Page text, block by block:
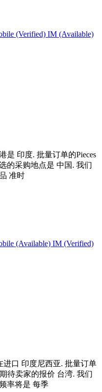
(Verified) IM (Available)
是 印度. 批量订单的Pieces
的采购地点是 中国. 我们
准时
(Available) IM (Verified)
进口 印度尼西亚. 批量订单
待卖家的报价 台湾. 我们
率将是 每季